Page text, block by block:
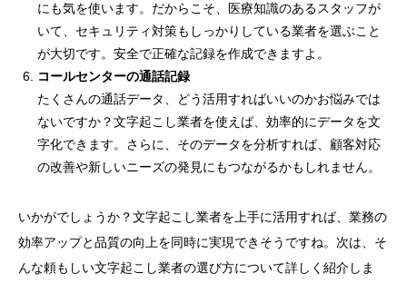
にも気を使います。だからこそ、医療知識のあるスタッフが
いて、セキュリティ対策もしっかりしている業者を選ぶこと
が大切です。安全で正確な記録を作成できますよ。
コールセンターの通話記録
たくさんの通話データ、どう活用すればいいのかお悩みでは
ないですか？文字起こし業者を使えば、効率的にデータを文
字化できます。さらに、そのデータを分析すれば、顧客対応
の改善や新しいニーズの発見にもつながるかもしれません。
いかがでしょうか？文字起こし業者を上手に活用すれば、業務の
効率アップと品質の向上を同時に実現できそうですね。次は、そ
んな頼もしい文字起こし業者の選び方について詳しく紹介しま